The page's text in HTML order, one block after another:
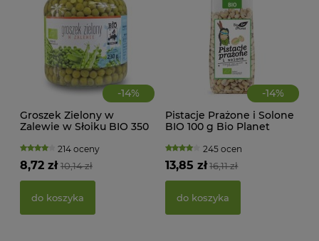
-14%
Groszek Zielony w
Zalewie w Słoiku BIO 350
214 oceny
10,14 zł
8,72 zł
do koszyka
-14%
Pistacje Prażone i Solone
BIO 100 g Bio Planet
245 ocen
16,11 zł
13,85 zł
do koszyka